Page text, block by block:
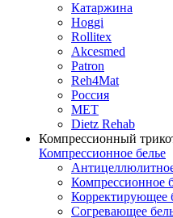
Катаржина
Hoggi
Rollitex
Akcesmed
Patron
Reh4Mat
Россия
МЕТ
Dietz Rehab
Компрессионный
Компрессионное белье
Компрессионное
Корректирующее
Согревающее